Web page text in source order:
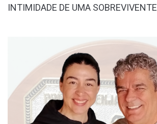
INTIMIDADE DE UMA SOBREVIVENTE